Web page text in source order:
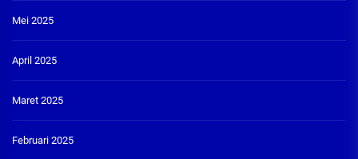
Mei 2025
April 2025
Maret 2025
Februari 2025